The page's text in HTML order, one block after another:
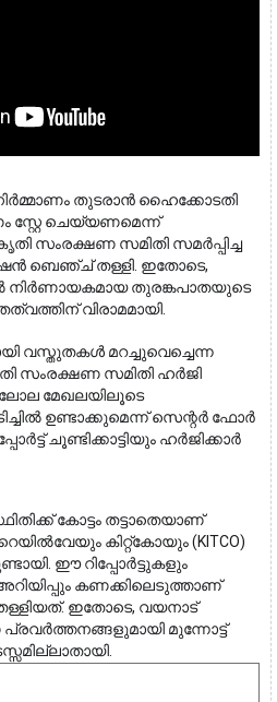
തുടരാൻ ഹൈക്കോടതി
സ്റ്റേ ചെയ്യണമെന്ന്
സംരക്ഷണ സമിതി സമർപ്പിച്ച
ബെഞ്ച് തള്ളി. ഇതോടെ,
നിർണായകമായ തുരങ്കപാതയുടെ
വിരാമമായി.
വസ്തുതകൾ മറച്ചുവെച്ചെന്ന
സംരക്ഷണ സമിതി ഹർജി
ലോല മേഖലയിലൂടെ
ഉണ്ടാക്കുമെന്ന് സെന്റർ ഫോർ
ചൂണ്ടിക്കാട്ടിയും ഹർജിക്കാർ
കോട്ടം തട്ടാതെയാണ്
കിറ്റ്‌കോയും (KITCO)
ഈ റിപ്പോർട്ടുകളും
കണക്കിലെടുത്താണ്
ഇതോടെ, വയനാട്
മുന്നോട്ട്